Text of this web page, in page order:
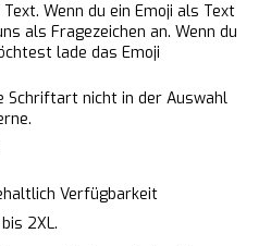
Wenn du ein Emoji als Text
als Fragezeichen an. Wenn du
lade das Emoji
Schriftart nicht in der Auswahl
Verfügbarkeit
2XL.